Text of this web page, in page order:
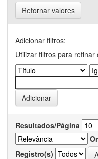
Retornar valores
Adicionar filtros:
Utilizar filtros para
Resultados/Página
Registro(s)